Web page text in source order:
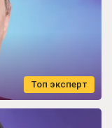
Топ эксперт